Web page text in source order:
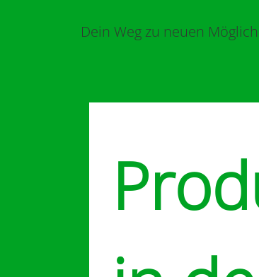
Dein Weg zu neuen